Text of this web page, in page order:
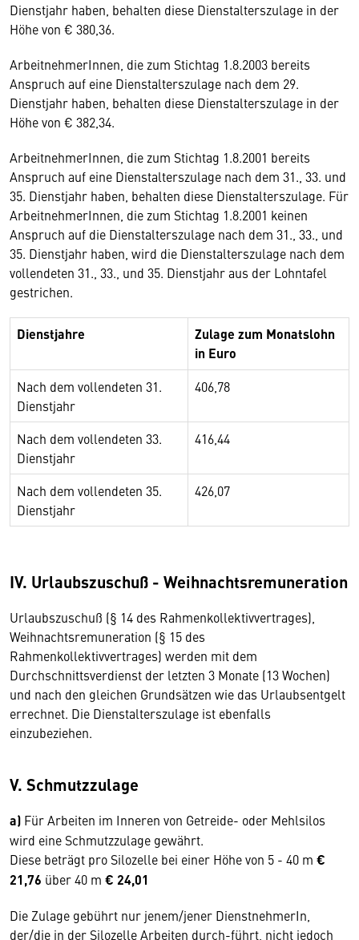
Dienstjahr haben, behalten diese Dienstalterszulage in der
Höhe von € 380,36.
ArbeitnehmerInnen, die zum Stichtag 1.8.2003 bereits
Anspruch auf eine Dienstalterszulage nach dem 29.
Dienstjahr haben, behalten diese Dienstalterszulage in der
Höhe von € 382,34.
ArbeitnehmerInnen, die zum Stichtag 1.8.2001 bereits
Anspruch auf eine Dienstalterszulage nach dem 31., 33. und
35. Dienstjahr haben, behalten diese Dienstalterszulage. Für
ArbeitnehmerInnen, die zum Stichtag 1.8.2001 keinen
Anspruch auf die Dienstalterszulage nach dem 31., 33., und
35. Dienstjahr haben, wird die Dienstalterszulage nach dem
vollendeten 31., 33., und 35. Dienstjahr aus der Lohntafel
gestrichen.
Dienstjahre
Zulage zum Monatslohn
in Euro
Nach dem vollendeten 31.
Dienstjahr
406,78
Nach dem vollendeten 33.
Dienstjahr
416,44
Nach dem vollendeten 35.
Dienstjahr
426,07
IV. Urlaubszuschuß - Weihnachtsremuneration
Urlaubszuschuß (§ 14 des Rahmenkollektivvertrages),
Weihnachtsremuneration (§ 15 des
Rahmenkollektivvertrages) werden mit dem
Durchschnittsverdienst der letzten 3 Monate (13 Wochen)
und nach den gleichen Grundsätzen wie das Urlaubsentgelt
errechnet. Die Dienstalterszulage ist ebenfalls
einzubeziehen.
V. Schmutzzulage
a) Für Arbeiten im Inneren von Getreide- oder Mehlsilos
wird eine Schmutzzulage gewährt.
Diese beträgt pro Silozelle bei einer Höhe von 5 - 40 m €
21,76 über 40 m € 24,01
Die Zulage gebührt nur jenem/jener DienstnehmerIn,
der/die in der Silozelle Arbeiten durch-führt, nicht jedoch